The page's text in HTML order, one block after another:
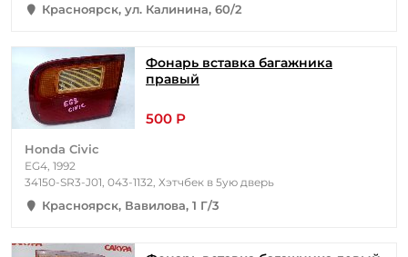
Красноярск, ул. Калинина, 60/2
Фонарь вставка багажника
правый
500 Р
Honda Civic
EG4, 1992
34150-SR3-J01, 043-1132, Хэтчбек в 5ую дверь
Красноярск, Вавилова, 1 Г/3